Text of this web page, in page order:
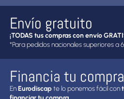
Envío gratuito
¡TODAS tus compras con envío
*Para pedidos nacionales superiores a
Financia tu compra
EnEurodiscapte lo ponemos fácil con